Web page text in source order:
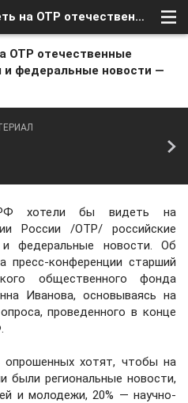
Россияне хотят видеть на ОТР отечественные художественные фильмы и федеральные новости — опрос
ОТР отечественные
федеральные новости —
РФ хотели бы видеть на
России /ОТР/ российские
федеральные новости. Об
пресс-конференции старший
общественного фонда
Иванова, основываясь на
проведенного в конце
хотят, чтобы на
были региональные новости,
и молодежи, 20% — научно-